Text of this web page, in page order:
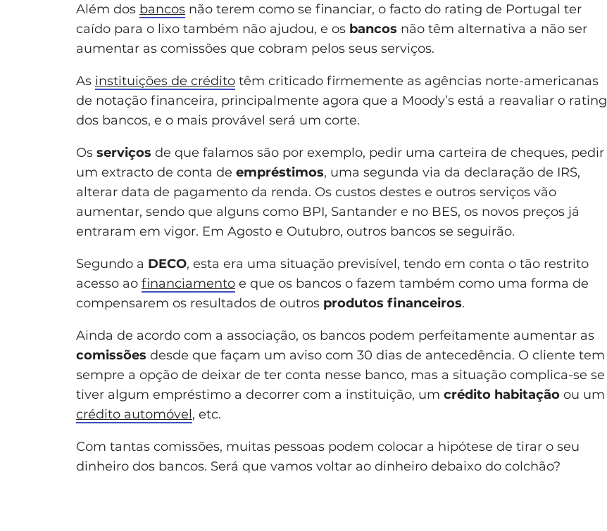
Além dos bancos não terem como se financiar, o facto do rating de Portugal ter
caído para o lixo também não ajudou, e os bancos não têm alternativa a não ser
aumentar as comissões que cobram pelos seus serviços.
As instituições de crédito têm criticado firmemente as agências norte-americanas
de notação financeira, principalmente agora que a Moody’s está a reavaliar o rating
dos bancos, e o mais provável será um corte.
Os serviços de que falamos são por exemplo, pedir uma carteira de cheques, pedir
um extracto de conta de empréstimos, uma segunda via da declaração de IRS,
alterar data de pagamento da renda. Os custos destes e outros serviços vão
aumentar, sendo que alguns como BPI, Santander e no BES, os novos preços já
entraram em vigor. Em Agosto e Outubro, outros bancos se seguirão.
Segundo a DECO, esta era uma situação previsível, tendo em conta o tão restrito
acesso ao financiamento e que os bancos o fazem também como uma forma de
compensarem os resultados de outros produtos financeiros.
Ainda de acordo com a associação, os bancos podem perfeitamente aumentar as
comissões desde que façam um aviso com 30 dias de antecedência. O cliente tem
sempre a opção de deixar de ter conta nesse banco, mas a situação complica-se se
tiver algum empréstimo a decorrer com a instituição, um crédito habitação ou um
crédito automóvel, etc.
Com tantas comissões, muitas pessoas podem colocar a hipótese de tirar o seu
dinheiro dos bancos. Será que vamos voltar ao dinheiro debaixo do colchão?